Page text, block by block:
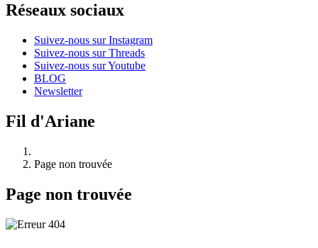
Réseaux sociaux
Suivez-nous sur Instagram
Suivez-nous sur Threads
Suivez-nous sur Youtube
BLOG
Newsletter
Fil d'Ariane
Page non trouvée
Page non trouvée